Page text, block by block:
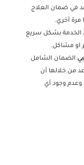
في ضمان العلاج
مرة أخري.
الخدمة بشكل سريع
او مشاكل.
الضمان الشامل
من خلالها أن
وجود أي